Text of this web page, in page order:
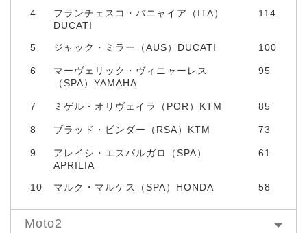
4
フランチェスコ・バニャイア（ITA）
DUCATI
114
5 ジャック・ミラー（AUS）DUCATI 100
6
マーヴェリック・ヴィニャーレス
（SPA）YAMAHA
95
7 ミゲル・オリヴェイラ（POR）KTM 85
8 ブラッド・ビンダー（RSA）KTM 73
9
アレイシ・エスパルガロ（SPA）
APRILIA
61
10 マルク・マルケス（SPA）HONDA 58
Moto2